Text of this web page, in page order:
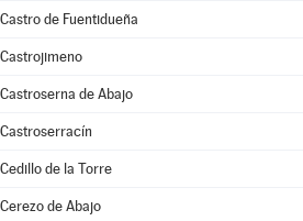
Castro de Fuentidueña
Castrojimeno
Castroserna de Abajo
Castroserracín
Cedillo de la Torre
Cerezo de Abajo